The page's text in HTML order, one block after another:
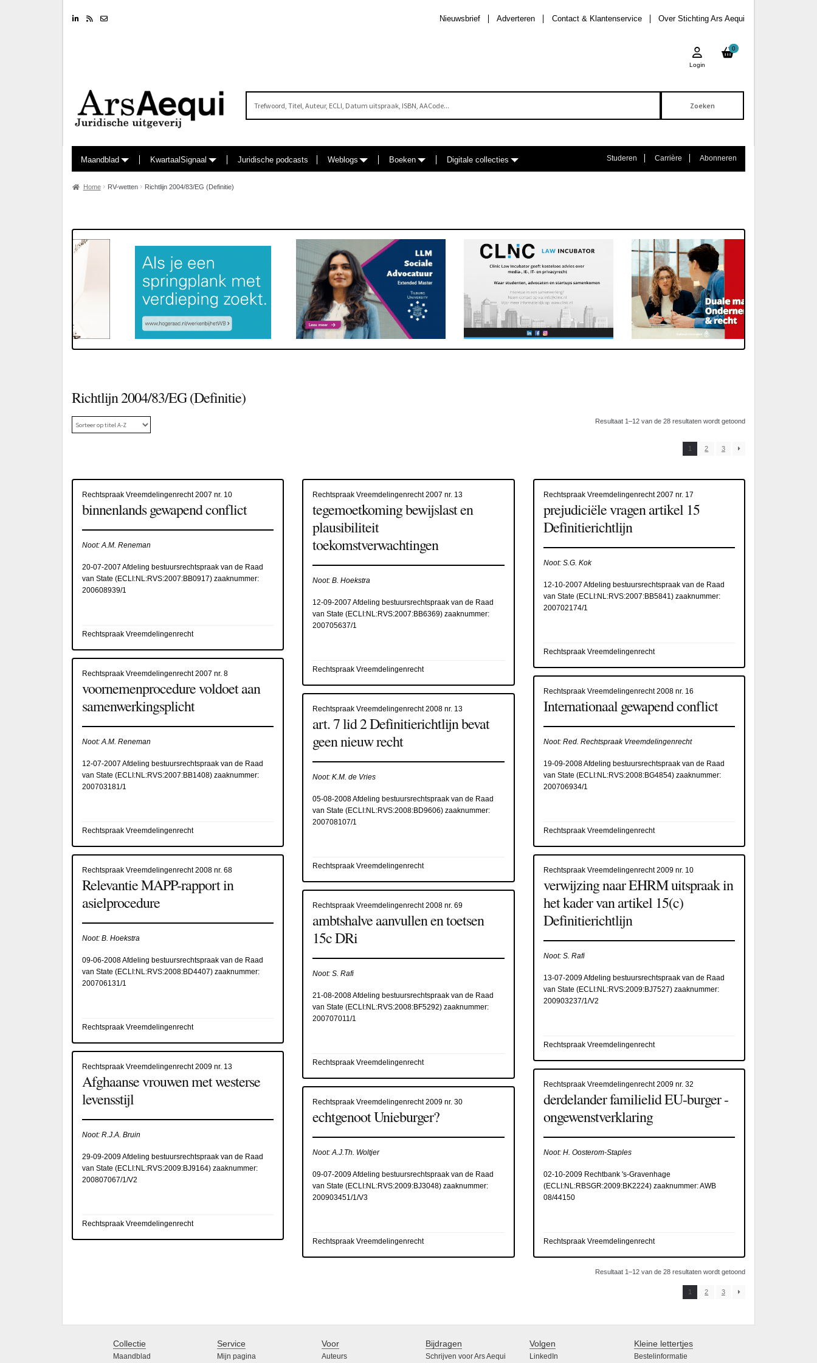
LinkedinRSS feed Over Stichting Ars Aequi
Contact & Klantenservice
Adverteren
Nieuwsbrief
0
Login
Maandblad KwartaalSignaal Juridische podcasts Weblogs Boeken Digitale collecties Studeren Carrière Abonneren
Home RV-wetten Richtlijn 2004/83/EG (Definitie)
Richtlijn 2004/83/EG (Definitie)
Resultaat 1–12 van de 28 resultaten wordt getoond
1 2 3
Rechtspraak Vreemdelingenrecht 2007 nr. 10
binnenlands gewapend conflict
Noot: A.M. Reneman
20-07-2007 Afdeling bestuursrechtspraak van de Raad
van State (ECLI:NL:RVS:2007:BB0917) zaaknummer:
200608939/1
Rechtspraak Vreemdelingenrecht
Rechtspraak Vreemdelingenrecht 2007 nr. 8
voornemenprocedure voldoet aan
samenwerkingsplicht
Noot: A.M. Reneman
12-07-2007 Afdeling bestuursrechtspraak van de Raad
van State (ECLI:NL:RVS:2007:BB1408) zaaknummer:
200703181/1
Rechtspraak Vreemdelingenrecht
Rechtspraak Vreemdelingenrecht 2008 nr. 68
Relevantie MAPP-rapport in
asielprocedure
Noot: B. Hoekstra
09-06-2008 Afdeling bestuursrechtspraak van de Raad
van State (ECLI:NL:RVS:2008:BD4407) zaaknummer:
200706131/1
Rechtspraak Vreemdelingenrecht
Rechtspraak Vreemdelingenrecht 2009 nr. 13
Afghaanse vrouwen met westerse
levensstijl
Noot: R.J.A. Bruin
29-09-2009 Afdeling bestuursrechtspraak van de Raad
van State (ECLI:NL:RVS:2009:BJ9164) zaaknummer:
200807067/1/V2
Rechtspraak Vreemdelingenrecht
Rechtspraak Vreemdelingenrecht 2007 nr. 13
tegemoetkoming bewijslast en
plausibiliteit
toekomstverwachtingen
Noot: B. Hoekstra
12-09-2007 Afdeling bestuursrechtspraak van de Raad
van State (ECLI:NL:RVS:2007:BB6369) zaaknummer:
200705637/1
Rechtspraak Vreemdelingenrecht
Rechtspraak Vreemdelingenrecht 2008 nr. 13
art. 7 lid 2 Definitierichtlijn bevat
geen nieuw recht
Noot: K.M. de Vries
05-08-2008 Afdeling bestuursrechtspraak van de Raad
van State (ECLI:NL:RVS:2008:BD9606) zaaknummer:
200708107/1
Rechtspraak Vreemdelingenrecht
Rechtspraak Vreemdelingenrecht 2008 nr. 69
ambtshalve aanvullen en toetsen
15c DRi
Noot: S. Rafi
21-08-2008 Afdeling bestuursrechtspraak van de Raad
van State (ECLI:NL:RVS:2008:BF5292) zaaknummer:
200707011/1
Rechtspraak Vreemdelingenrecht
Rechtspraak Vreemdelingenrecht 2009 nr. 30
echtgenoot Unieburger?
Noot: A.J.Th. Woltjer
09-07-2009 Afdeling bestuursrechtspraak van de Raad
van State (ECLI:NL:RVS:2009:BJ3048) zaaknummer:
200903451/1/V3
Rechtspraak Vreemdelingenrecht
Rechtspraak Vreemdelingenrecht 2007 nr. 17
prejudiciële vragen artikel 15
Definitierichtlijn
Noot: S.G. Kok
12-10-2007 Afdeling bestuursrechtspraak van de Raad
van State (ECLI:NL:RVS:2007:BB5841 ) zaaknummer:
200702174/1
Rechtspraak Vreemdelingenrecht
Rechtspraak Vreemdelingenrecht 2008 nr. 16
Internationaal gewapend conflict
Noot: Red. Rechtspraak Vreemdelingenrecht
19-09-2008 Afdeling bestuursrechtspraak van de Raad
van State (ECLI:NL:RVS:2008:BG4854) zaaknummer:
200706934/1
Rechtspraak Vreemdelingenrecht
Rechtspraak Vreemdelingenrecht 2009 nr. 10
verwijzing naar EHRM uitspraak in
het kader van artikel 15(c)
Definitierichtlijn
Noot: S. Rafi
13-07-2009 Afdeling bestuursrechtspraak van de Raad
van State (ECLI:NL:RVS:2009:BJ7527) zaaknummer:
200903237/1/V2
Rechtspraak Vreemdelingenrecht
Rechtspraak Vreemdelingenrecht 2009 nr. 32
derdelander familielid EU-burger -
ongewenstverklaring
Noot: H. Oosterom-Staples
02-10-2009 Rechtbank 's-Gravenhage
(ECLI:NL:RBSGR:2009:BK2224) zaaknummer: AWB
08/44150
Rechtspraak Vreemdelingenrecht
Resultaat 1–12 van de 28 resultaten wordt getoond
1 2 3
Collectie
Maandblad
Service
Mijn pagina
Voor
Auteurs
Bijdragen
Schrijven voor Ars Aequi
Volgen
LinkedIn
Kleine lettertjes
Bestelinformatie